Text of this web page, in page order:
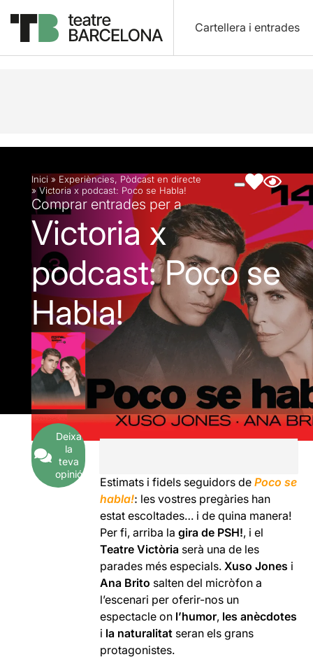
Cartellera i entrades
Descripció Fitxa artística Fotos i vídeos
Inici » Experiències, Pòdcast en directe
»Victoria x podcast: Poco se Habla!
Comprar entrades per a
Victoria x
podcast: Poco se
Habla!
Deixa
la
teva
opinió
Estimats i fidels seguidors de Poco se
habla!: les vostres pregàries han
estat escoltades… i de quina manera!
Per fi, arriba lagira de PSH!, i el
Teatre Victòria serà una de les
parades més especials.Xuso Jones i
Ana Brito salten del micròfon a
l’escenari per oferir-nos un
espectacle on l’humor, les anècdotes
i la naturalitat seran els grans
protagonistes.